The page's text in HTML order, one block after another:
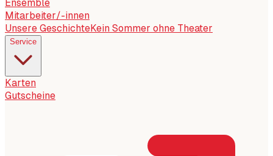
Ensemble
Mitarbeiter/-innen
Unsere GeschichteKein Sommer ohne Theater
Service
Karten
Gutscheine